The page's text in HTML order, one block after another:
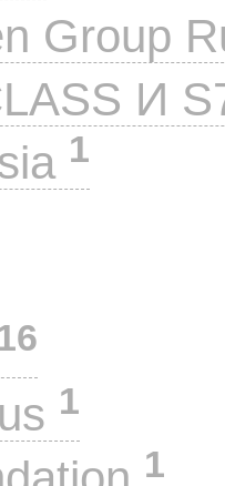
Group
И
1
1
1